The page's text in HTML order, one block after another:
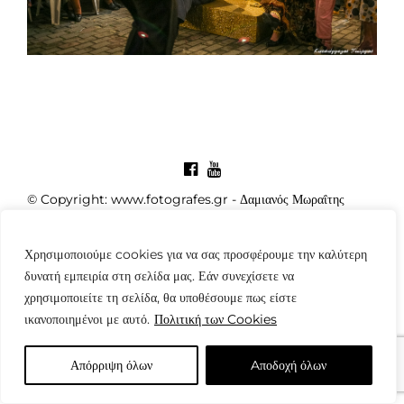
Χρησιμοποιούμε cookies για να σας προσφέρουμε την καλύτερη
δυνατή εμπειρία στη σελίδα μας. Εάν συνεχίσετε να
χρησιμοποιείτε τη σελίδα, θα υποθέσουμε πως είστε
ικανοποιημένοι με αυτό. Πολιτική των Cookies
Απόρριψη όλων Aποδοχή όλων
© Copyright: www.fotografes.gr - Δαμιανός Μωραΐτης